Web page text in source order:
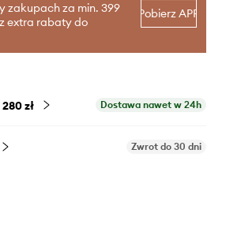
zakupach za min. 399
extra rabaty do
Pobierz APP
280 zł Dostawa nawet w 24h
Zwrot do 30 dni